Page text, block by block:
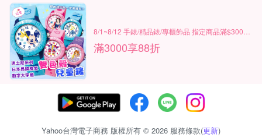
滿3000享88折
Yahoo台灣電子商務 版權所有 © 2026 服務條款(更新)